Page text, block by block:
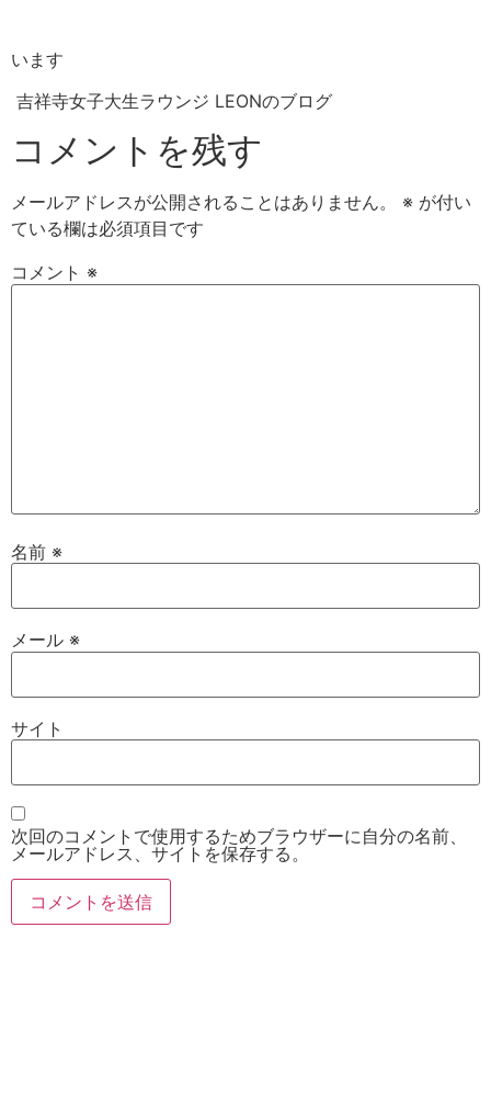
います
吉祥寺女子大生ラウンジ LEONのブログ
コメントを残す
メールアドレスが公開されることはありません。 ※ が付い
ている欄は必須項目です
コメント ※
名前 ※
メール ※
サイト
次回のコメントで使用するためブラウザーに自分の名前、
メールアドレス、サイトを保存する。